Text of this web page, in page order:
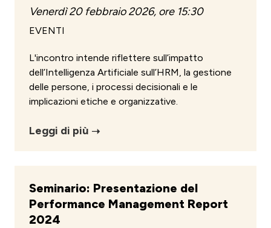
Venerdì 20 febbraio 2026, ore 15:30
EVENTI
L'incontro intende riflettere sull’impatto
dell’Intelligenza Artificiale sull’HRM, la gestione
delle persone, i processi decisionali e le
implicazioni etiche e organizzative.
Leggi di più
Seminario: Presentazione del
Performance Management Report
2024